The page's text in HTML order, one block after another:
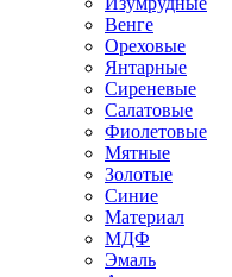
Венге
Ореховые
Янтарные
Сиреневые
Салатовые
Фиолетовые
Мятные
Золотые
Синие
Материал
МДФ
Эмаль